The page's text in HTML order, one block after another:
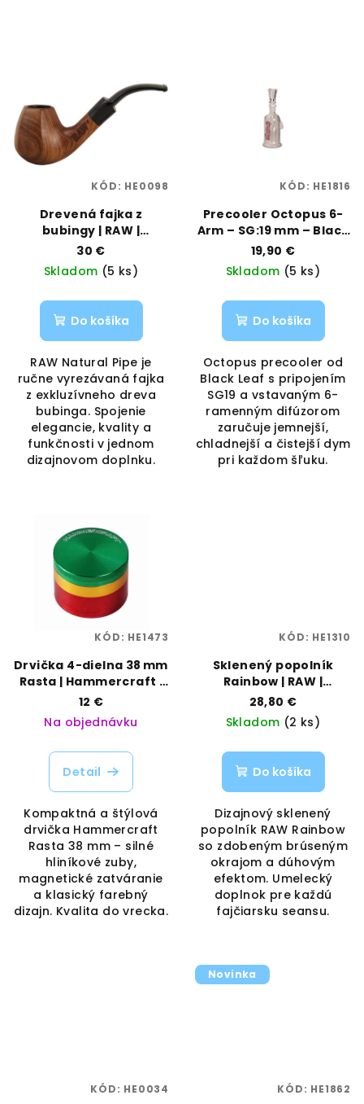
Drevená fajka z
bubingy | RAW |
Vaporama
30 €
Skladom (5 ks)
Do košíka
RAW Natural Pipe je
ručne vyrezávaná fajka
z exkluzívneho dreva
bubinga. Spojenie
elegancie, kvality a
funkčnosti v jednom
dizajnovom doplnku.
KÓD: HE0098
Precooler Octopus 6-
Arm – SG:19 mm – Black
Leaf | Vaporama
19,90 €
Skladom (5 ks)
Do košíka
Octopus precooler od
Black Leaf s pripojením
SG19 a vstavaným 6-
ramenným difúzorom
zaručuje jemnejší,
chladnejší a čistejší dym
pri každom šľuku.
KÓD: HE1816
Drvička 4-dielna 38 mm
Rasta | Hammercraft |
Vaporama
12 €
Na objednávku
Detail
Kompaktná a štýlová
drvička Hammercraft
Rasta 38 mm – silné
hliníkové zuby,
magnetické zatváranie
a klasický farebný
dizajn. Kvalita do vrecka.
KÓD: HE1473
Sklenený popolník
Rainbow | RAW |
Vaporama
28,80 €
Skladom (2 ks)
Do košíka
Dizajnový sklenený
popolník RAW Rainbow
so zdobeným brúseným
okrajom a dúhovým
efektom. Umelecký
doplnok pre každú
fajčiarsku seansu.
KÓD: HE1310
KÓD: HE0034
Novinka
KÓD: HE1862